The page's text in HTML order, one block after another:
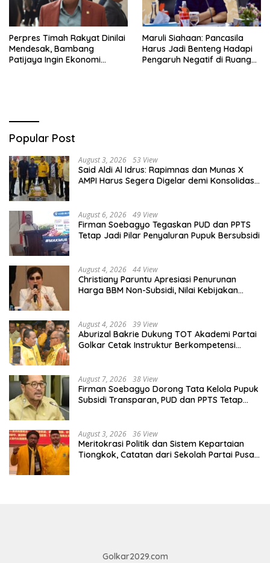
Perpres Timah Rakyat Dinilai
Mendesak, Bambang
Patijaya Ingin Ekonomi
Maruli Siahaan: Pancasila
Harus Jadi Benteng Hadapi
Pengaruh Negatif di Ruang
Popular Post
August 3, 2026 53 View
Said Aldi Al Idrus: Rapimnas dan Munas X
AMPI Harus Segera Digelar demi Konsolidasi
August 6, 2026 49 View
Firman Soebagyo Tegaskan PUD dan PPTS
Tetap Jadi Pilar Penyaluran Pupuk Bersubsidi
August 4, 2026 44 View
Christiany Paruntu Apresiasi Penurunan
Harga BBM Non-Subsidi, Nilai Kebijakan
August 4, 2026 39 View
Aburizal Bakrie Dukung TOT Akademi Partai
Golkar Cetak Instruktur Berkompetensi
August 7, 2026 38 View
Firman Soebagyo Dorong Tata Kelola Pupuk
Subsidi Transparan, PUD dan PPTS Tetap
August 3, 2026 36 View
Meritokrasi Politik dan Sistem Kepartaian
Tiongkok, Catatan dari Sekolah Partai Pusat
Golkar2029.com